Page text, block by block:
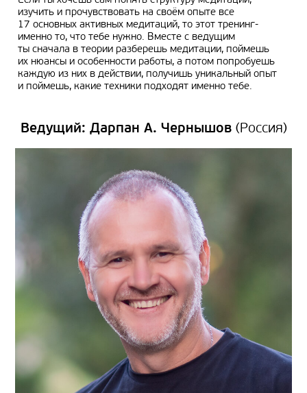
изучить и прочувствовать на своём опыте все
17 основных активных медитаций, то этот тренинг-
именно то, что тебе нужно. Вместе с ведущим
ты сначала в теории разберешь медитации, поймешь
их нюансы и особенности работы, а потом попробуешь
каждую из них в действии, получишь уникальный опыт
и поймешь, какие техники подходят именно тебе.
Ведущий: Дарпан А. Чернышов (Россия)